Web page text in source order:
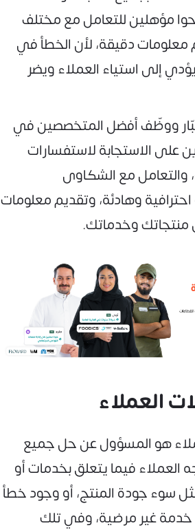
مؤهلين للتعامل مع مختلف
معلومات دقيقة، لأن الخطأ في
إلى استياء العملاء ويضر
ووظّف أفضل المتخصصين في
على الاستجابة لاستفسارات
والتعامل مع الشكاوى
وهادئة، وتقديم معلومات
وخدماتك.
هو المسؤول عن حل جميع
العملاء فيما يتعلق بخدمات أو
سوء جودة المنتج، أو وجود خطأ
خدمة غير مرضية، وفي تلك